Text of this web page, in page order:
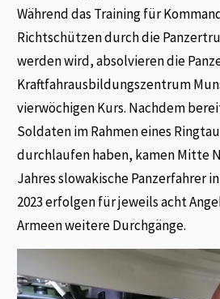
Während das Training für
Richtschützen durch die
werden wird, absolvieren die
Kraftfahrausbildungszentrum
vierwöchigen Kurs. Nachdem
Soldaten im Rahmen eines
durchlaufen haben, kamen Mitte
Jahres slowakische Panzerfahrer
2023 erfolgen für jeweils acht
Armeen weitere Durchgänge.